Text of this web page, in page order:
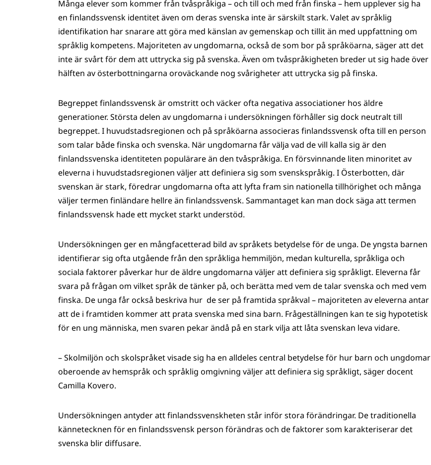
Många elever som kommer från tvåspråkiga – och till och med från finska – hem upplever sig ha
en finlandssvensk identitet även om deras svenska inte är särskilt stark. Valet av språklig
identifikation har snarare att göra med känslan av gemenskap och tillit än med uppfattning om
språklig kompetens. Majoriteten av ungdomarna, också de som bor på språköarna, säger att det
inte är svårt för dem att uttrycka sig på svenska. Även om tvåspråkigheten breder ut sig hade över
hälften av österbottningarna oroväckande nog svårigheter att uttrycka sig på finska.
Begreppet finlandssvensk är omstritt och väcker ofta negativa associationer hos äldre
generationer. Största delen av ungdomarna i undersökningen förhåller sig dock neutralt till
begreppet. I huvudstadsregionen och på språköarna associeras finlandssvensk ofta till en person
som talar både finska och svenska. När ungdomarna får välja vad de vill kalla sig är den
finlandssvenska identiteten populärare än den tvåspråkiga. En försvinnande liten minoritet av
eleverna i huvudstadsregionen väljer att definiera sig som svenskspråkig. I Österbotten, där
svenskan är stark, föredrar ungdomarna ofta att lyfta fram sin nationella tillhörighet och många
väljer termen finländare hellre än finlandssvensk. Sammantaget kan man dock säga att termen
finlandssvensk hade ett mycket starkt understöd.
Undersökningen ger en mångfacetterad bild av språkets betydelse för de unga. De yngsta barnen
identifierar sig ofta utgående från den språkliga hemmiljön, medan kulturella, språkliga och
sociala faktorer påverkar hur de äldre ungdomarna väljer att definiera sig språkligt. Eleverna får
svara på frågan om vilket språk de tänker på, och berätta med vem de talar svenska och med vem
finska. De unga får också beskriva hur de ser på framtida språkval – majoriteten av eleverna antar
att de i framtiden kommer att prata svenska med sina barn. Frågeställningen kan te sig hypotetisk
för en ung människa, men svaren pekar ändå på en stark vilja att låta svenskan leva vidare.
– Skolmiljön och skolspråket visade sig ha en alldeles central betydelse för hur barn och ungdomar
oberoende av hemspråk och språklig omgivning väljer att definiera sig språkligt, säger docent
Camilla Kovero.
Undersökningen antyder att finlandssvenskheten står inför stora förändringar. De traditionella
kännetecknen för en finlandssvensk person förändras och de faktorer som karakteriserar det
svenska blir diffusare.